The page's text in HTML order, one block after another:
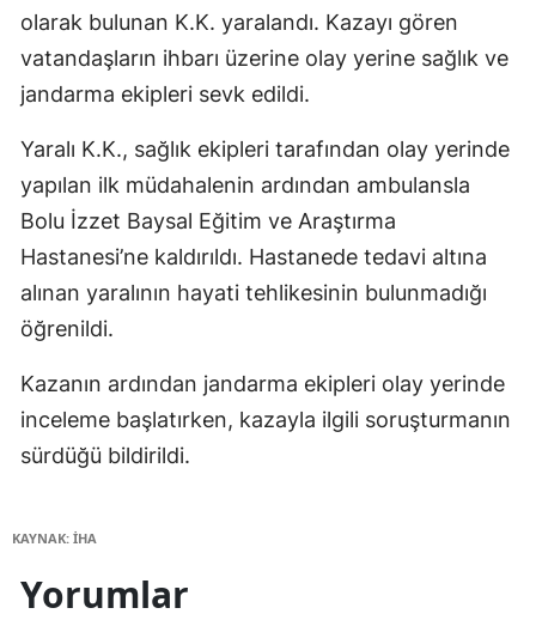
olarak bulunan K.K. yaralandı. Kazayı gören
vatandaşların ihbarı üzerine olay yerine sağlık ve
jandarma ekipleri sevk edildi.
Yaralı K.K., sağlık ekipleri tarafından olay yerinde
yapılan ilk müdahalenin ardından ambulansla
Bolu İzzet Baysal Eğitim ve Araştırma
Hastanesi’ne kaldırıldı. Hastanede tedavi altına
alınan yaralının hayati tehlikesinin bulunmadığı
öğrenildi.
Kazanın ardından jandarma ekipleri olay yerinde
inceleme başlatırken, kazayla ilgili soruşturmanın
sürdüğü bildirildi.
KAYNAK: İHA
Yorumlar